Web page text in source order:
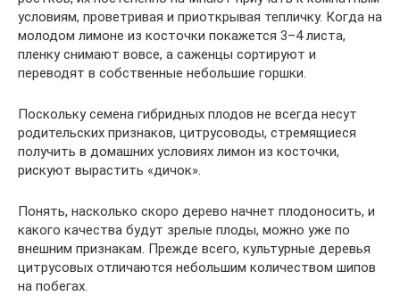
условиям, проветривая и приоткрывая тепличку. Когда на
молодом лимоне из косточки покажется 3–4 листа,
пленку снимают вовсе, а саженцы сортируют и
переводят в собственные небольшие горшки.
Поскольку семена гибридных плодов не всегда несут
родительских признаков, цитрусоводы, стремящиеся
получить в домашних условиях лимон из косточки,
рискуют вырастить «дичок».
Понять, насколько скоро дерево начнет плодоносить, и
какого качества будут зрелые плоды, можно уже по
внешним признакам. Прежде всего, культурные деревья
цитрусовых отличаются небольшим количеством шипов
на побегах.